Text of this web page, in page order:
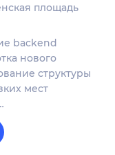
площадь
backend
нового
структуры
мест